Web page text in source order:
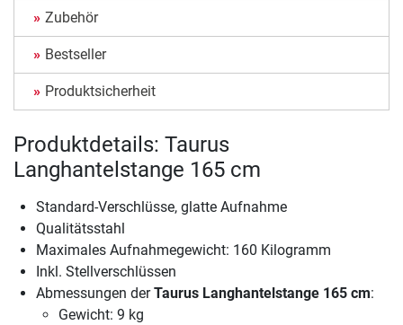
Zubehör
Bestseller
Produktsicherheit
Produktdetails: Taurus
Langhantelstange 165 cm
Standard-Verschlüsse, glatte Aufnahme
Qualitätsstahl
Maximales Aufnahmegewicht: 160 Kilogramm
Inkl. Stellverschlüssen
Abmessungen derTaurus Langhantelstange 165 cm:
Gewicht: 9 kg